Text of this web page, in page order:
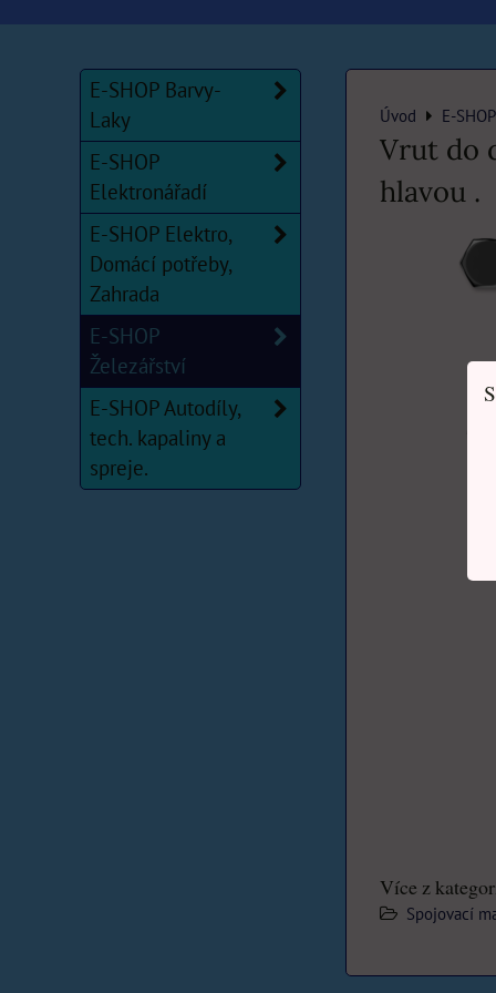
Úvod E-
Vrut do
hlavou .
Více z
Spojovací
E-SHOP Barvy-
Laky
E-SHOP
Elektronářadí
E-SHOP Elektro,
Domácí potřeby,
Zahrada
E-SHOP
Železářství
E-SHOP Autodíly,
tech. kapaliny a
spreje.